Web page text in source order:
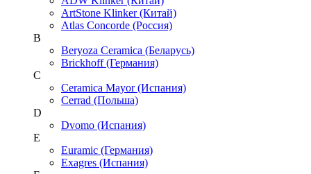
ArtStone Klinker (Китай)
Atlas Concorde (Россия)
B
Beryoza Ceramica (Беларусь)
Brickhoff (Германия)
C
Ceramica Mayor (Испания)
Cerrad (Польша)
D
Dvomo (Испания)
E
Euramic (Германия)
Exagres (Испания)